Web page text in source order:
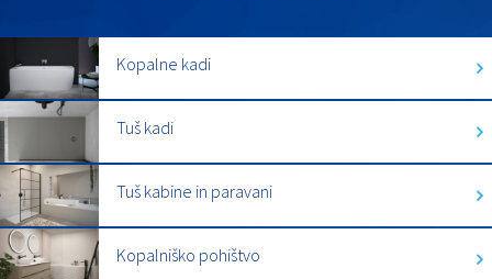
Kopalne kadi
Tuš kadi
Tuš kabine in paravani
Kopalniško pohištvo